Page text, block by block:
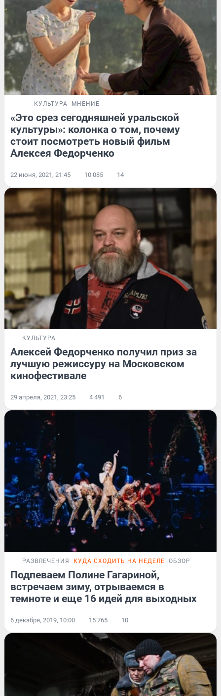
КУЛЬТУРА МНЕНИЕ
«Это срез сегодняшней уральской
культуры»: колонка о том, почему
стоит посмотреть новый фильм
Алексея Федорченко
22 июня, 2021, 21:45 10 085 14
КУЛЬТУРА
Алексей Федорченко получил приз за
лучшую режиссуру на Московском
кинофестивале
29 апреля, 2021, 23:25 4 491 6
РАЗВЛЕЧЕНИЯ КУДА СХОДИТЬ НА НЕДЕЛЕ ОБЗОР
Подпеваем Полине Гагариной,
встречаем зиму, отрываемся в
темноте и еще 16 идей для выходных
6 декабря, 2019, 10:00 15 765 10